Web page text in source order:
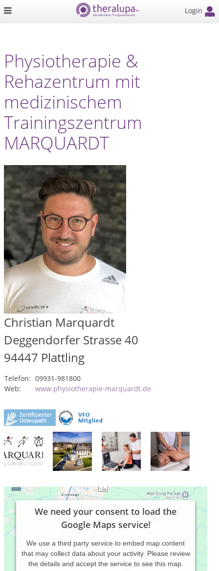
Login
Physiotherapie &
Rehazentrum mit
medizinischem
Trainingszentrum
MARQUARDT
Christian Marquardt
Deggendorfer Strasse 40
94447 Plattling
Telefon: 09931-981800
Web:
www.physiotherapie-marquardt.de
We need your consent to load the
Google Maps service!
We use a third party service to embed map content
that may collect data about your activity. Please review
the details and accept the service to see this map.